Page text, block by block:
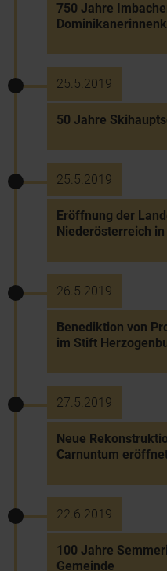
750 Jahre
25.5.2019
50 Jahre
25.5.2019
Eröffnung der
Niederösterreich
26.5.2019
Benediktion von
im Stift
27.5.2019
Neue
Carnuntum
22.6.2019
100 Jahre
Gemeinde